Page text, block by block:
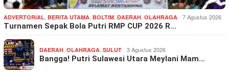
ADVERTORIAL BERITA UTAMA BOLTIM DAERAH OLAHRAGA 7 Agustus 2026
Turnamen Sepak Bola Putri RMP CUP 2026 R…
DAERAH OLAHRAGA SULUT 3 Agustus 2026
Bangga! Putri Sulawesi Utara Meylani Mam…